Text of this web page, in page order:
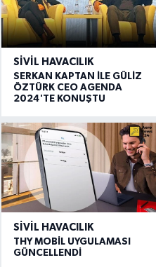
SIVIL HAVACILIK
SERKAN KAPTAN İLE GÜLİZ
ÖZTÜRK CEO AGENDA
2024'TE KONUŞTU
SIVIL HAVACILIK
THY MOBİL UYGULAMASI
GÜNCELLENDİ